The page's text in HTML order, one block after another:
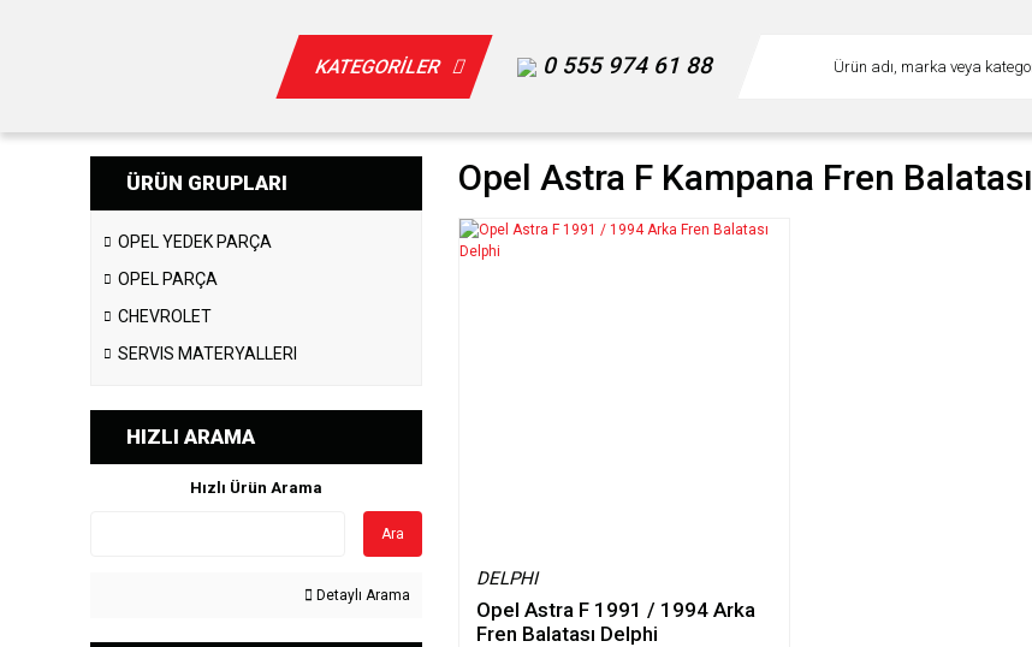
KATEGORİLER 0 555 974 61 88
ÜRÜN GRUPLARI
OPEL YEDEK PARÇA
OPEL PARÇA
CHEVROLET
SERVIS MATERYALLERI
HIZLI ARAMA
Hızlı Ürün Arama
Ara
Detaylı Arama
Opel Astra F Kampana Fren Balatası
DELPHI
Opel Astra F 1991 / 1994 Arka
Fren Balatası Delphi